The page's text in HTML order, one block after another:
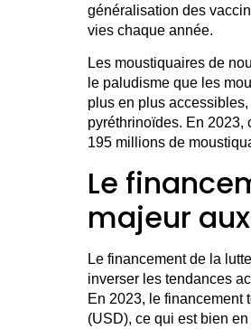
généralisation des
vies chaque année.
Les moustiquaires de
le paludisme que les
plus en plus
pyréthrinoïdes. En 2023,
195 millions de
Le
majeur
Le financement de la
inverser les tendances
En 2023, le financement
(USD), ce qui est bien